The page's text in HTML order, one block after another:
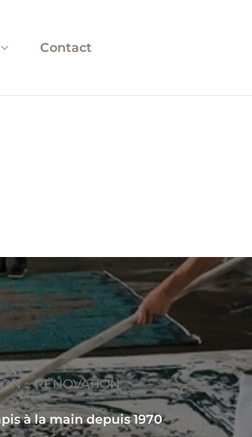
Contact
~ RÉNOVATION
à la main depuis 1970